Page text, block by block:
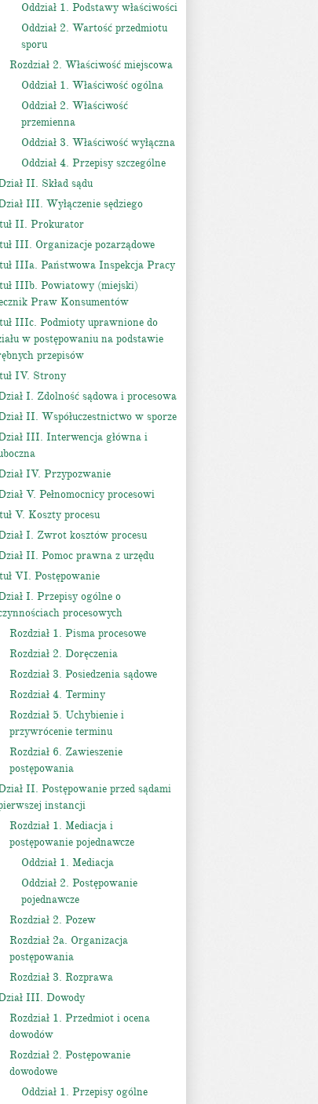
Oddział 1. Podstawy właściwości
Oddział 2. Wartość przedmiotu
sporu
Rozdział 2. Właściwość miejscowa
Oddział 1. Właściwość ogólna
Oddział 2. Właściwość
przemienna
Oddział 3. Właściwość wyłączna
Oddział 4. Przepisy szczególne
II. Skład sądu
III. Wyłączenie sędziego
II. Prokurator
III. Organizacje pozarządowe
IIIa. Państwowa Inspekcja Pracy
IIIb. Powiatowy (miejski)
Praw Konsumentów
IIIc. Podmioty uprawnione do
w postępowaniu na podstawie
przepisów
IV. Strony
I. Zdolność sądowa i procesowa
II. Współuczestnictwo w sporze
III. Interwencja główna i
IV. Przypozwanie
V. Pełnomocnicy procesowi
V. Koszty procesu
I. Zwrot kosztów procesu
II. Pomoc prawna z urzędu
VI. Postępowanie
I. Przepisy ogólne o
procesowych
Rozdział 1. Pisma procesowe
Rozdział 2. Doręczenia
Rozdział 3. Posiedzenia sądowe
Rozdział 4. Terminy
Rozdział 5. Uchybienie i
przywrócenie terminu
Rozdział 6. Zawieszenie
postępowania
II. Postępowanie przed sądami
instancji
Rozdział 1. Mediacja i
postępowanie pojednawcze
Oddział 1. Mediacja
Oddział 2. Postępowanie
pojednawcze
Rozdział 2. Pozew
Rozdział 2a. Organizacja
postępowania
Rozdział 3. Rozprawa
III. Dowody
Rozdział 1. Przedmiot i ocena
dowodów
Rozdział 2. Postępowanie
dowodowe
Oddział 1. Przepisy ogólne